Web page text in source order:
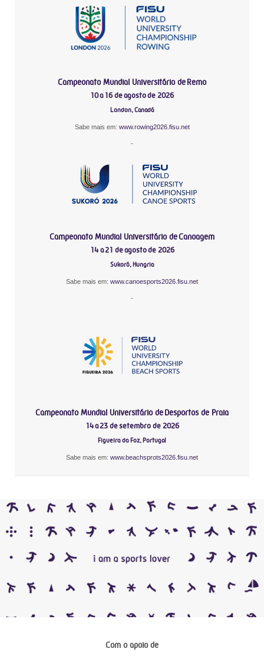
Campeonato Mundial Universitário de Remo
10 a 16 de agosto de 2026
London, Canadá
Sabe mais em: www.rowing2026.fisu.net
-
Campeonato Mundial Universitário de Canoagem
14 a 21 de agosto de 2026
Sukoró, Hungria
Sabe mais em: www.canoesports2026.fisu.net
-
Campeonato Mundial Universitário de Desportos de Praia
14 a 23 de setembro de 2026
Figueira da Foz, Portugal
Sabe mais em: www.beachsprots2026.fisu.net
Com o apoio de